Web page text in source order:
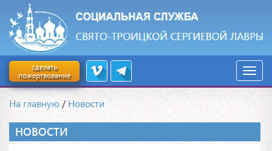
сделать
пожертвование
На главную /Новости
НОВОСТИ